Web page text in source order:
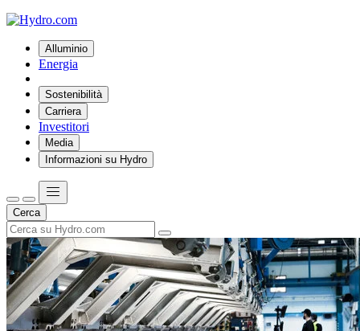
Alluminio
Energia
Sostenibilità
Carriera
Investitori
Media
Informazioni su Hydro
Cerca